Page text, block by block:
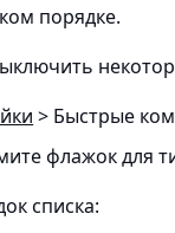
порядке.
> Быстрые
флажок для
списка: